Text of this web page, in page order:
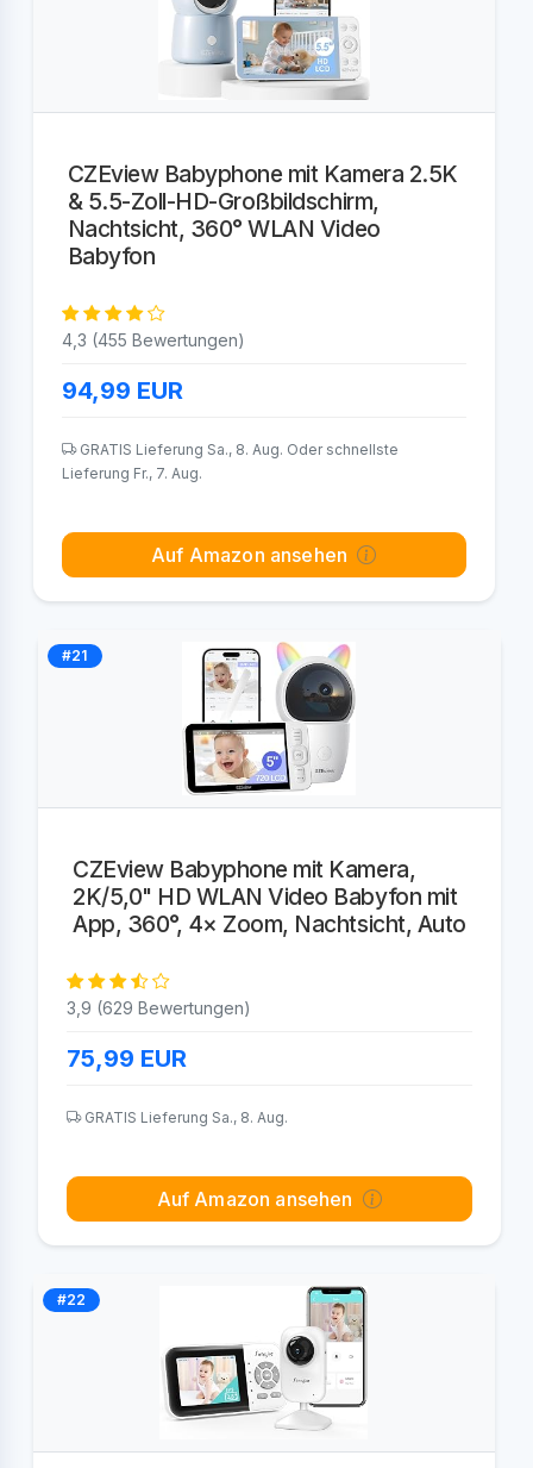
CZEview Babyphone mit Kamera 2.5K
& 5.5-Zoll-HD-Großbildschirm,
Nachtsicht, 360° WLAN Video
Babyfon
4,3 (455 Bewertungen)
94,99 EUR
GRATIS Lieferung Sa., 8. Aug. Oder schnellste
Lieferung Fr., 7. Aug.
Auf Amazon ansehen
#21
CZEview Babyphone mit Kamera,
2K/5,0" HD WLAN Video Babyfon mit
App, 360°, 4× Zoom, Nachtsicht, Auto
3,9 (629 Bewertungen)
75,99 EUR
GRATIS Lieferung Sa., 8. Aug.
Auf Amazon ansehen
#22